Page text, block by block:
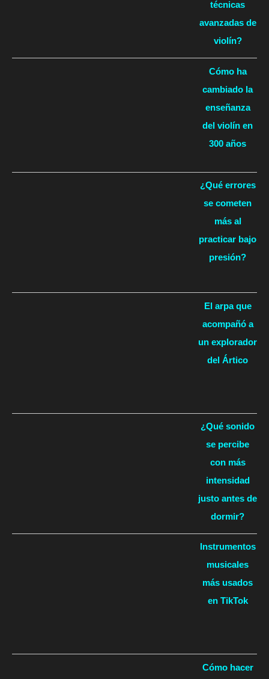
técnicas
avanzadas de
violín?
Cómo ha
cambiado la
enseñanza
del violín en
300 años
¿Qué errores
se cometen
más al
practicar bajo
presión?
El arpa que
acompañó a
un explorador
del Ártico
¿Qué sonido
se percibe
con más
intensidad
justo antes de
dormir?
Instrumentos
musicales
más usados
en TikTok
Cómo hacer